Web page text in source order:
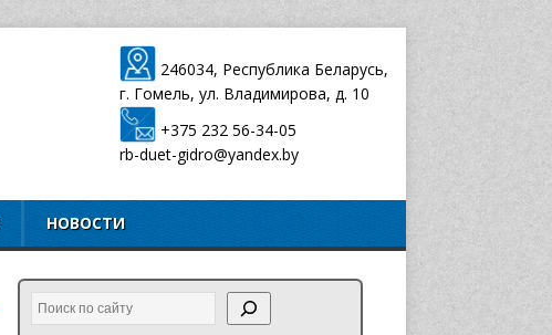
246034, Республика Беларусь,
г. Гомель, ул. Владимирова, д. 10
+375 232 56-34-05
rb-duet-gidro@yandex.by
НОВОСТИ